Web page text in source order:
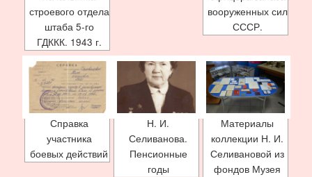
строевого отдела
штаба 5-го
ГДККК. 1943 г.
вооруженных сил
СССР.
Справка
участника
боевых действий
Н. И.
Селиванова.
Пенсионные
годы
Материалы
коллекции Н. И.
Селивановой из
фондов Музея